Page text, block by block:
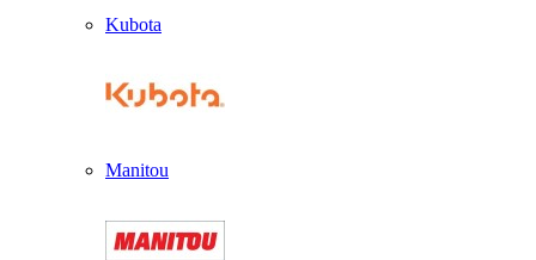
Kubota
Manitou